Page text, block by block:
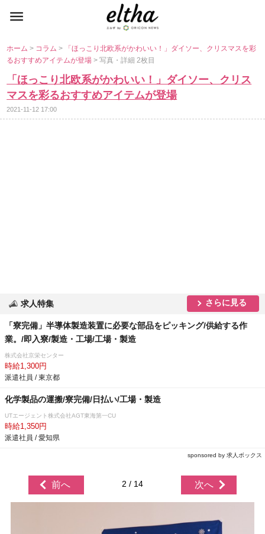
ホーム> コラム>
「ほっこり北欧系がかわいい！」ダイソー、クリスマスを彩
るおすすめアイテムが登場> 写真・詳細 2枚目
「ほっこり北欧系がかわいい！」ダイソー、クリス
マスを彩るおすすめアイテムが登場
2021-11-12 17:00
求人特集 さらに見る
「寮完備」半導体製造装置に必要な部品をピッキング/供給する作
業。/即入寮/製造・工場/工場・製造
株式会社京栄センター
時給1,300円
派遣社員 / 東京都
化学製品の運搬/寮完備/日払い/工場・製造
UTエージェント株式会社AGT東海第一CU
時給1,350円
派遣社員 / 愛知県
sponsored by 求人ボックス
前へ 2 / 14 次へ